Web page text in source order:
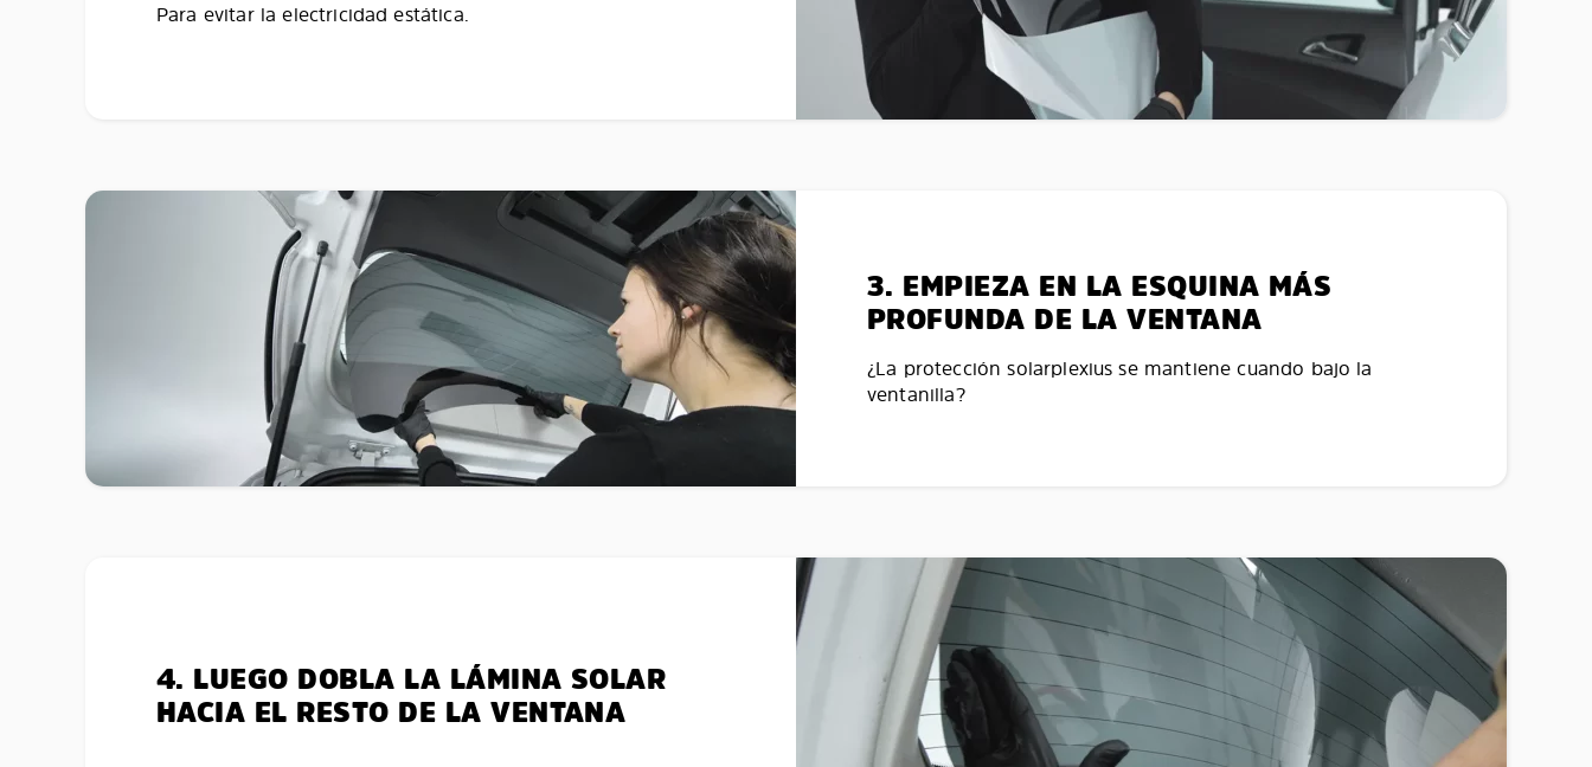
Para evitar la electricidad estática.
3. EMPIEZA EN LA ESQUINA MÁS
PROFUNDA DE LA VENTANA
¿La protección solarplexius se mantiene cuando bajo la
ventanilla?
4. LUEGO DOBLA LA LÁMINA SOLAR
HACIA EL RESTO DE LA VENTANA